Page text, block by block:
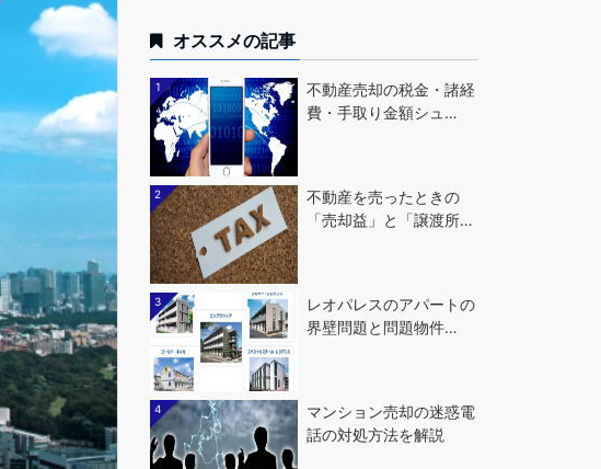
オススメの記事
1
不動産売却の税金・諸経
費・手取り金額シュ…
2
不動産を売ったときの
「売却益」と「譲渡所…
3
レオパレスのアパートの
界壁問題と問題物件…
4
マンション売却の迷惑電
話の対処方法を解説